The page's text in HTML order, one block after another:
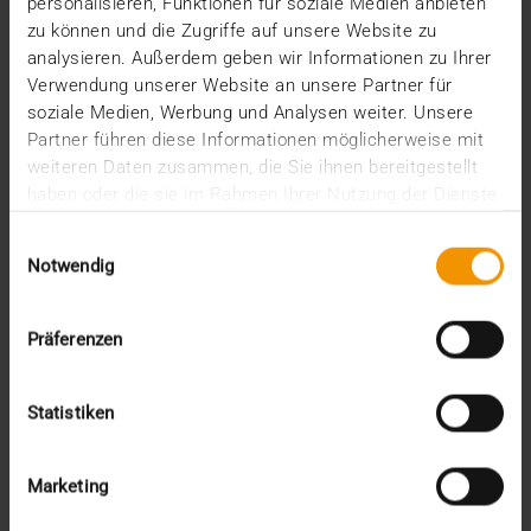
zu können und die Zugriffe auf unsere Website zu
analysieren. Außerdem geben wir Informationen zu Ihrer
Verwendung unserer Website an unsere Partner für
soziale Medien, Werbung und Analysen weiter. Unsere
Partner führen diese Informationen möglicherweise mit
weiteren Daten zusammen, die Sie ihnen bereitgestellt
Notwendig
Präferenzen
Statistiken
Marketing
die Sana Kliniken AG ihren Ruf als Pionier in
Sachen…